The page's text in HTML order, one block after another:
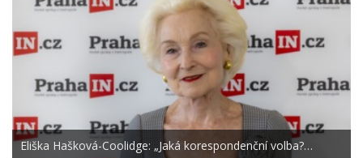
Eliška Hašková-Coolidge: „Jaká korespondenční volba?…